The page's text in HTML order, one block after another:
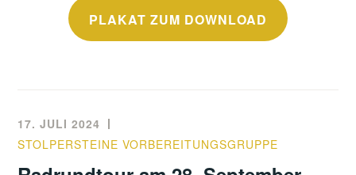
PLAKAT ZUM DOWNLOAD
17. JULI 2024
STOLPERSTEINE VORBEREITUNGSGRUPPE